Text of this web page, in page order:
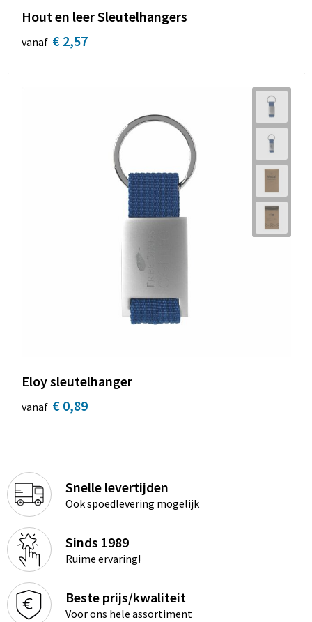
Hout en leer Sleutelhangers
vanaf € 2,57
Eloy sleutelhanger
vanaf € 0,89
Snelle levertijden
Ook spoedlevering mogelijk
Sinds 1989
Ruime ervaring!
Beste prijs/kwaliteit
Voor ons hele assortiment